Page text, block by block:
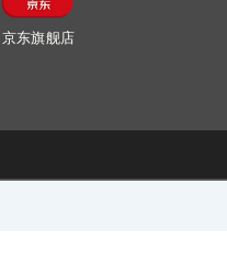
京东旗舰店